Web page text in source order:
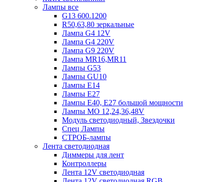
Лампы все
G13 600.1200
R50,63,80 зеркальные
Лампа G4 12V
Лампа G4 220V
Лампа G9 220V
Лампа MR16,MR11
Лампы G53
Лампы GU10
Лампы Е14
Лампы Е27
Лампы Е40, Е27 большой мощности
Лампы МО 12,24,36,48V
Модуль светодиодный, Звездочки
Спец Лампы
СТРОБ-лампы
Лента светодиодная
Диммеры для лент
Контроллеры
Лента 12V светодиодная